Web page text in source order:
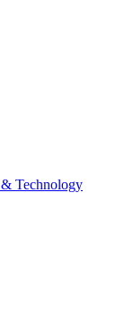
Technology